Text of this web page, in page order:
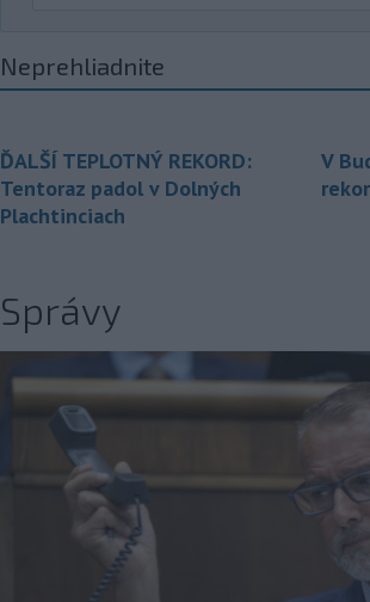
Neprehliadnite
ĎALŠÍ TEPLOTNÝ REKORD:
Tentoraz padol v Dolných
Plachtinciach
V
Správy